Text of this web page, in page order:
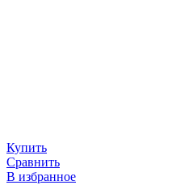
Купить
Сравнить
В избранное